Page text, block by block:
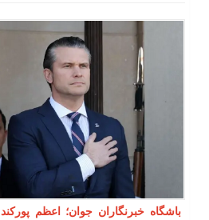
باشگاه خبرنگاران جوان؛ اعظم پورکند